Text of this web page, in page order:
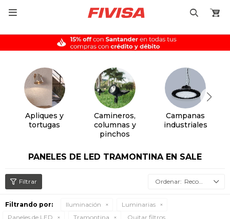

Apliques y
tortugas
Camineros,
columnas y
pinchos
Campanas
industriales
PANELES DE LED TRAMONTINA EN SALE
Recomendados
Filtrando por: Iluminación
Luminarias
Paneles de LED
Tramontina Quitar filtros